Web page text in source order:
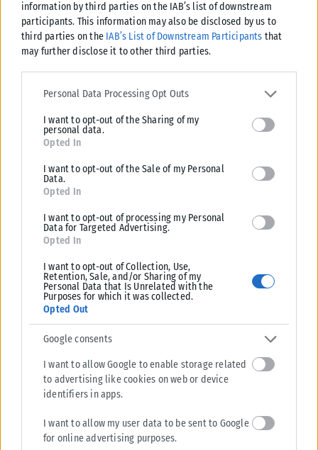
information by third parties on the IAB’s list of downstream
participants. This information may also be disclosed by us to
third parties on the IAB’s List of Downstream Participants that
may further disclose it to other third parties.
Please note that this website/app uses one or more Google
services and may gather and store information including but not
deny consent to Google and its third-party tags to use your data
for below specified purposes in below Google consent section.
Personal Data Processing Opt Outs
I want to opt-out of the Sharing of my
personal data.
Opted In
I want to opt-out of the Sale of my Personal
Data.
Opted In
I want to opt-out of processing my Personal
Data for Targeted Advertising.
Opted In
I want to opt-out of Collection, Use,
Retention, Sale, and/or Sharing of my
Personal Data that Is Unrelated with the
Purposes for which it was collected.
Opted Out
Google consents
I want to allow Google to enable storage related
to advertising like cookies on web or device
identifiers in apps.
I want to allow my user data to be sent to Google
for online advertising purposes.
Σχετικά Άρθρα
LIFESTYLE
Δημοπρατούνται ρούχα και αξεσουάρ από το The Devil
Wears Prada 2
Ο οίκος Christie's και τα κινηματογραφικά στούντιο 20th Century
Studios ανακοίνωσαν διαδικτυακή δημοπρασία που παρουσιάζει με τα
ρούχα και αξεσουάρ...
KARFITSANEWS 08/08/2026